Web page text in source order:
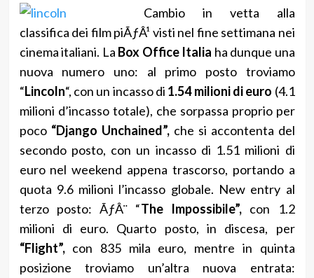
Cambio in vetta alla
classifica dei film piÃƒÂ¹ visti nel fine settimana nei
cinema italiani. La Box Office Italia ha dunque una
nuova numero uno: al primo posto troviamo
“Lincoln“, con un incasso di 1.54 milioni di euro (4.1
milioni d’incasso totale), che sorpassa proprio per
poco “Django Unchained”,che si accontenta del
secondo posto, con un incasso di 1.51 milioni di
euro nel weekend appena trascorso, portando a
quota 9.6 milioni l’incasso globale. New entry al
terzo posto: ÃƒÂ¨ “The Impossibile”,con 1.2
milioni di euro. Quarto posto, in discesa, per
“Flight”,con 835 mila euro, mentre in quinta
posizione troviamo un’altra nuova entrata: